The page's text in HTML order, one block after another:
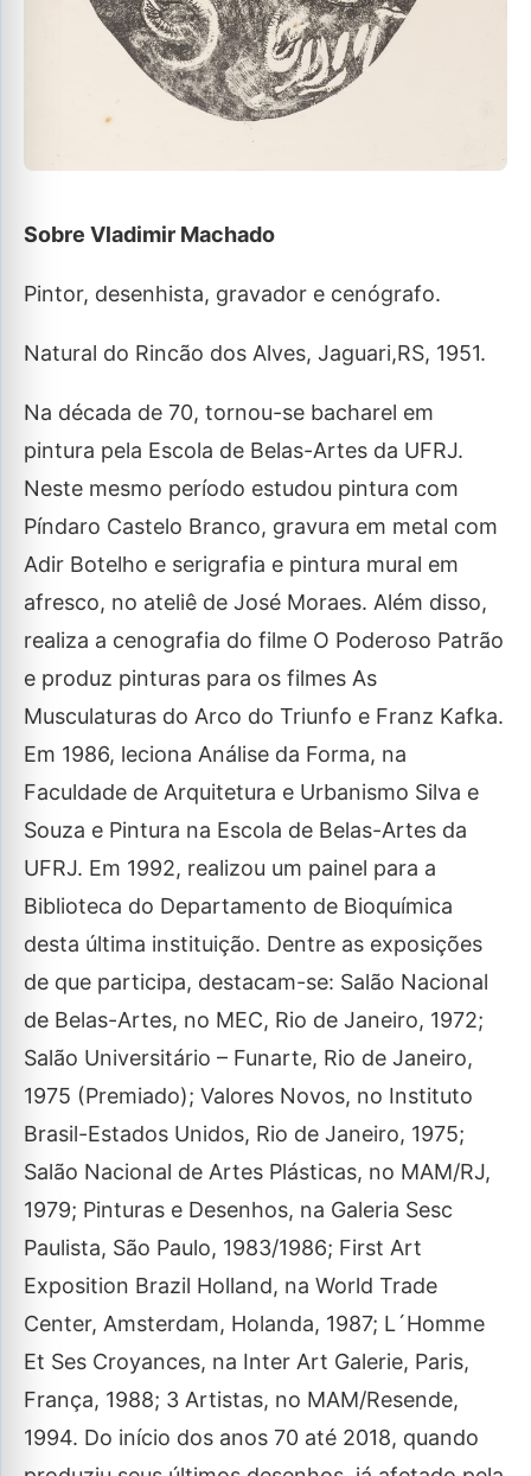
Sobre Vladimir Machado
Pintor, desenhista, gravador e cenógrafo.
Natural do Rincão dos Alves, Jaguari,RS, 1951.
Na década de 70, tornou-se bacharel em
pintura pela Escola de Belas-Artes da UFRJ.
Neste mesmo período estudou pintura com
Píndaro Castelo Branco, gravura em metal com
Adir Botelho e serigrafia e pintura mural em
afresco, no ateliê de José Moraes. Além disso,
realiza a cenografia do filme O Poderoso Patrão
e produz pinturas para os filmes As
Musculaturas do Arco do Triunfo e Franz Kafka.
Em 1986, leciona Análise da Forma, na
Faculdade de Arquitetura e Urbanismo Silva e
Souza e Pintura na Escola de Belas-Artes da
UFRJ. Em 1992, realizou um painel para a
Biblioteca do Departamento de Bioquímica
desta última instituição. Dentre as exposições
de que participa, destacam-se: Salão Nacional
de Belas-Artes, no MEC, Rio de Janeiro, 1972;
Salão Universitário – Funarte, Rio de Janeiro,
1975 (Premiado); Valores Novos, no Instituto
Brasil-Estados Unidos, Rio de Janeiro, 1975;
Salão Nacional de Artes Plásticas, no MAM/RJ,
1979; Pinturas e Desenhos, na Galeria Sesc
Paulista, São Paulo, 1983/1986; First Art
Exposition Brazil Holland, na World Trade
Center, Amsterdam, Holanda, 1987; L´Homme
Et Ses Croyances, na Inter Art Galerie, Paris,
França, 1988; 3 Artistas, no MAM/Resende,
1994. Do início dos anos 70 até 2018, quando